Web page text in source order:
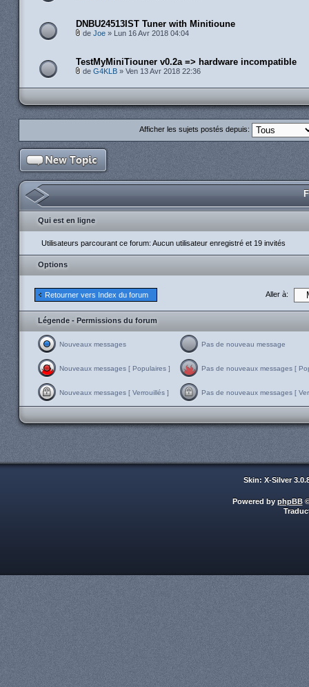
DNBU24513IST Tuner with Minitioune
de Joe » Lun 16 Avr 2018 04:04
TestMyMiniTiouner v0.2a => hardware incompatible
de G4KLB » Ven 13 Avr 2018 22:36
Afficher les sujets postés depuis:
Qui est en ligne
Utilisateurs parcourant ce forum: Aucun utilisateur enregistré et 19 invités
Options
Retourner vers Index du forum Aller à:
Légende - Permissions du forum
Nouveaux messages Pas de nouveau message
Nouveaux messages [ Populaires ] Pas de nouveaux messages [
Nouveaux messages [ Verrouillés ] Pas de nouveaux messages [
Skin: X-Silver
Powered by phpBB©